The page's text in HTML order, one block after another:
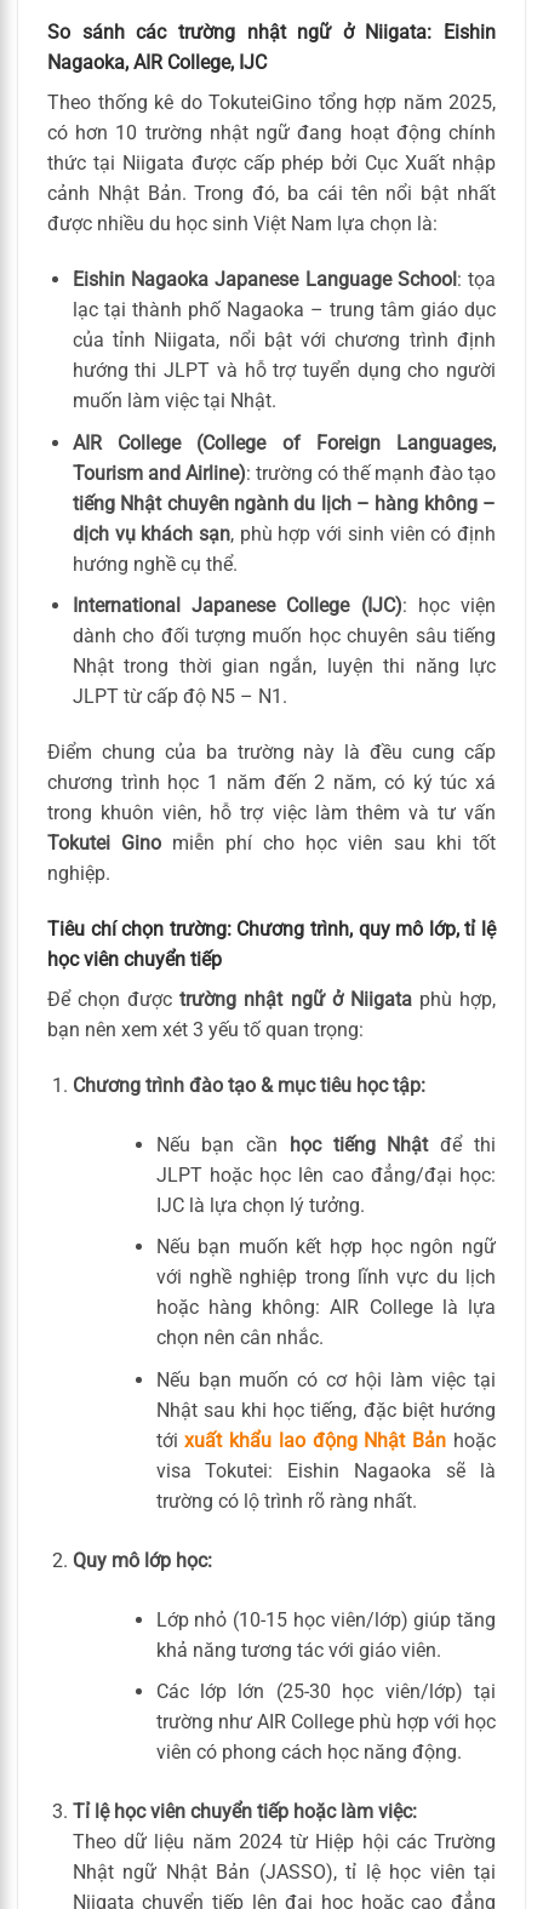
So sánh các trường nhật ngữ ở Niigata: Eishin
Nagaoka, AIR College, IJC
Theo thống kê do TokuteiGino tổng hợp năm 2025,
có hơn 10 trường nhật ngữ đang hoạt động chính
thức tại Niigata được cấp phép bởi Cục Xuất nhập
cảnh Nhật Bản. Trong đó, ba cái tên nổi bật nhất
được nhiều du học sinh Việt Nam lựa chọn là:
Eishin Nagaoka Japanese Language School: tọa
lạc tại thành phố Nagaoka – trung tâm giáo dục
của tỉnh Niigata, nổi bật với chương trình định
hướng thi JLPT và hỗ trợ tuyển dụng cho người
muốn làm việc tại Nhật.
AIR College (College of Foreign Languages,
Tourism and Airline): trường có thế mạnh đào tạo
tiếng Nhật chuyên ngành du lịch – hàng không –
dịch vụ khách sạn, phù hợp với sinh viên có định
hướng nghề cụ thể.
International Japanese College (IJC): học viện
dành cho đối tượng muốn học chuyên sâu tiếng
Nhật trong thời gian ngắn, luyện thi năng lực
JLPT từ cấp độ N5 – N1.
Điểm chung của ba trường này là đều cung cấp
chương trình học 1 năm đến 2 năm, có ký túc xá
trong khuôn viên, hỗ trợ việc làm thêm và tư vấn
Tokutei Gino miễn phí cho học viên sau khi tốt
nghiệp.
Tiêu chí chọn trường: Chương trình, quy mô lớp, tỉ lệ
học viên chuyển tiếp
Để chọn đượctrường nhật ngữ ở Niigataphù hợp,
bạn nên xem xét 3 yếu tố quan trọng:
Chương trình đào tạo & mục tiêu học tập:
Nếu bạn cần học tiếng Nhậtđể thi
JLPT hoặc học lên cao đẳng/đại học:
IJC là lựa chọn lý tưởng.
Nếu bạn muốn kết hợp học ngôn ngữ
với nghề nghiệp trong lĩnh vực du lịch
hoặc hàng không: AIR College là lựa
chọn nên cân nhắc.
Nếu bạn muốn có cơ hội làm việc tại
Nhật sau khi học tiếng, đặc biệt hướng
tớixuất khẩu lao động Nhật Bản hoặc
visa Tokutei: Eishin Nagaoka sẽ là
trường có lộ trình rõ ràng nhất.
Quy mô lớp học:
Lớp nhỏ (10-15 học viên/lớp) giúp tăng
khả năng tương tác với giáo viên.
Các lớp lớn (25-30 học viên/lớp) tại
trường như AIR College phù hợp với học
viên có phong cách học năng động.
Tỉ lệ học viên chuyển tiếp hoặc làm việc:
Theo dữ liệu năm 2024 từ Hiệp hội các Trường
Nhật ngữ Nhật Bản (JASSO), tỉ lệ học viên tại
Niigata chuyển tiếp lên đại học hoặc cao đẳng